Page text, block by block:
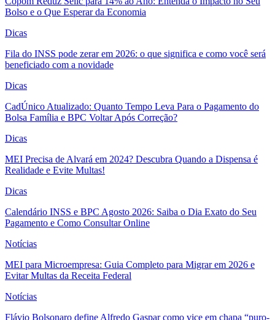
Bolso e o Que Esperar da Economia
Dicas
Fila do INSS pode zerar em 2026: o que significa e como você será
beneficiado com a novidade
Dicas
CadÚnico Atualizado: Quanto Tempo Leva Para o Pagamento do
Bolsa Família e BPC Voltar Após Correção?
Dicas
MEI Precisa de Alvará em 2024? Descubra Quando a Dispensa é
Realidade e Evite Multas!
Dicas
Calendário INSS e BPC Agosto 2026: Saiba o Dia Exato do Seu
Pagamento e Como Consultar Online
Notícias
MEI para Microempresa: Guia Completo para Migrar em 2026 e
Evitar Multas da Receita Federal
Notícias
Flávio Bolsonaro define Alfredo Gaspar como vice em chapa “puro-